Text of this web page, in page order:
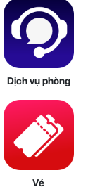
Dịch vụ phòng
Vé